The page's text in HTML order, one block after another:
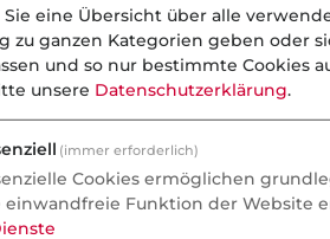
Die
eine Übersicht über alle
zu ganzen Kategorien geben oder
und so nur bestimmte Cookies
unsere Datenschutzerklärung.
(immer erforderlich)
Cookies ermöglichen
einwandfreie Funktion der Website